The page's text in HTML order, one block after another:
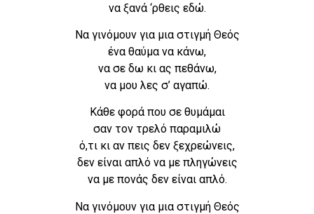
να ξανά ‘ρθεις εδώ.
Να γινόμουν για μια στιγμή Θεός
ένα θαύμα να κάνω,
να σε δω κι ας πεθάνω,
να μου λες σ’ αγαπώ.
Κάθε φορά που σε θυμάμαι
σαν τον τρελό παραμιλώ
ό,τι κι αν πεις δεν ξεχρεώνεις,
δεν είναι απλό να με πληγώνεις
να με πονάς δεν είναι απλό.
Να γινόμουν για μια στιγμή Θεός